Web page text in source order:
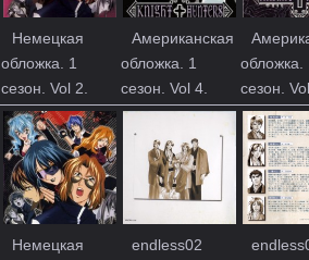
Немецкая
обложка. 1
сезон. Vol 2.
Американская
обложка. 1
сезон. Vol 4.
обложка.
сезон.
Немецкая
endless02